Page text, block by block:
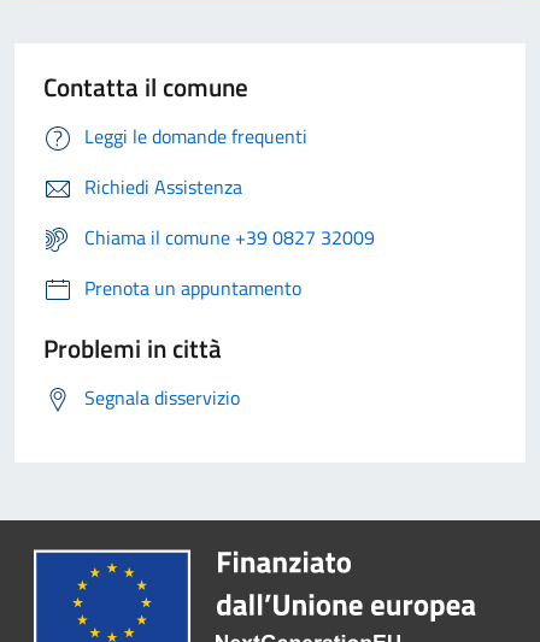
Contatta il comune
Leggi le domande frequenti
Richiedi Assistenza
Chiama il comune +39 0827 32009
Prenota un appuntamento
Problemi in città
Segnala disservizio